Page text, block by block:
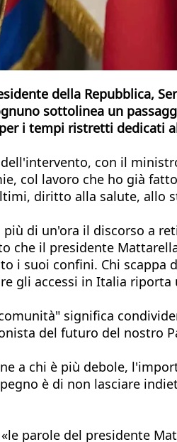
della Repubblica,
sottolinea un
i tempi ristretti dedicati
con il
col lavoro che ho già
diritto alla salute, allo
di un'ora il discorso a
che il presidente
i suoi confini. Chi
gli accessi in Italia
significa
del futuro del nostro
a chi è più debole,
è di non lasciare
parole del presidente